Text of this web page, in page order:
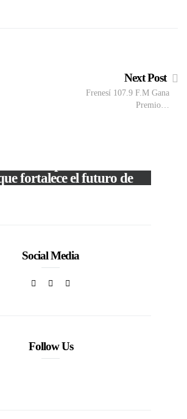
Next Post
Frenesí 107.9 F.M Gana
Premio…
fortalece el futuro de
Social Media
Follow Us